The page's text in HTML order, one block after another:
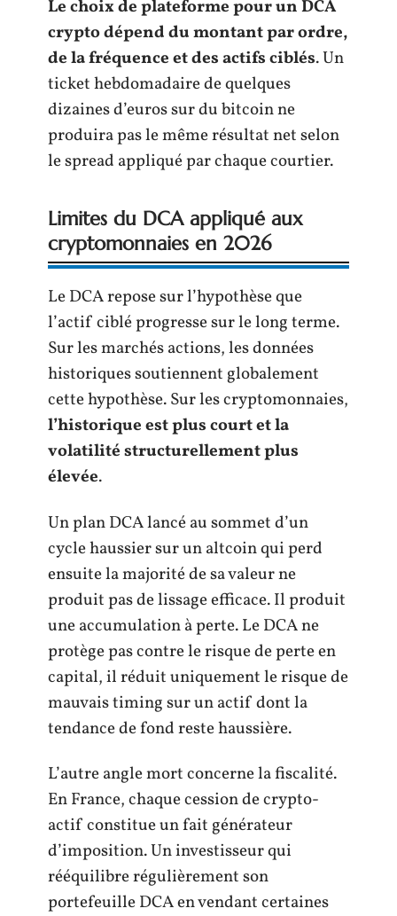
Le choix de plateforme pour un DCA
crypto dépend du montant par ordre,
de la fréquence et des actifs ciblés. Un
ticket hebdomadaire de quelques
dizaines d’euros sur du bitcoin ne
produira pas le même résultat net selon
le spread appliqué par chaque courtier.
Limites du DCA appliqué aux
cryptomonnaies en 2026
Le DCA repose sur l’hypothèse que
l’actif ciblé progresse sur le long terme.
Sur les marchés actions, les données
historiques soutiennent globalement
cette hypothèse. Sur les cryptomonnaies,
l’historique est plus court et la
volatilité structurellement plus
élevée.
Un plan DCA lancé au sommet d’un
cycle haussier sur un altcoin qui perd
ensuite la majorité de sa valeur ne
produit pas de lissage efficace. Il produit
une accumulation à perte. Le DCA ne
protège pas contre le risque de perte en
capital, il réduit uniquement le risque de
mauvais timing sur un actif dont la
tendance de fond reste haussière.
L’autre angle mort concerne la fiscalité.
En France, chaque cession de crypto-
actif constitue un fait générateur
d’imposition. Un investisseur qui
rééquilibre régulièrement son
portefeuille DCA en vendant certaines